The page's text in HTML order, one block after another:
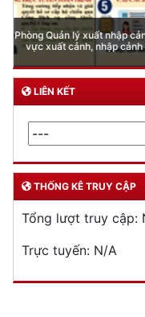
Phòng Quản lý xuất nhập
vực xuất cảnh, nhập
LIÊN KẾT
THỐNG KÊ TRUY CẬP
Tổng lượt truy cập:
Trực tuyến: N/A